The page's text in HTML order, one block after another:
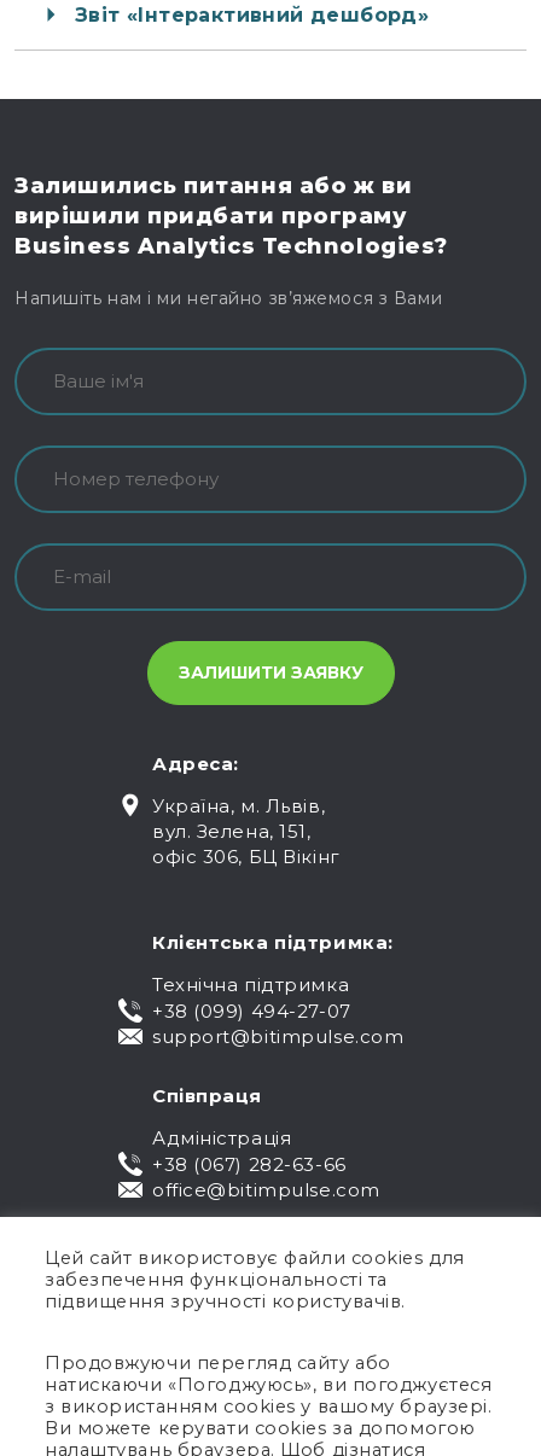
Звіт «Інтерактивний дешборд»
Залишились питання або ж ви
вирішили придбати програму
Business Analytics Technologies?
Напишіть нам і ми негайно зв’яжемося з Вами
Адреса:
Україна, м. Львів,
вул. Зелена, 151,
офіс 306, БЦ Вікінг
Клієнтська підтримка:
Технічна підтримка
+38 (099) 494-27-07
support@bitimpulse.com
Співпраця
Адміністрація
+38 (067) 282-63-66
office@bitimpulse.com
Публічна оферта
Гарантія
Цей сайт використовує файли cookies для
забезпечення функціональності та
підвищення зручності користувачів.
Продовжуючи перегляд сайту або
натискаючи «Погоджуюсь», ви погоджуєтеся
з використанням cookies у вашому браузері.
Ви можете керувати cookies за допомогою
налаштувань браузера. Щоб дізнатися